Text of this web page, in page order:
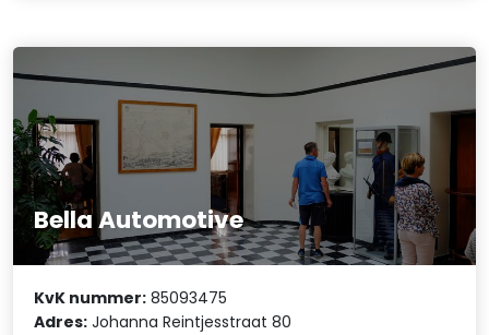
Bella Automotive
KvK nummer: 85093475
Adres: Johanna Reintjesstraat 80